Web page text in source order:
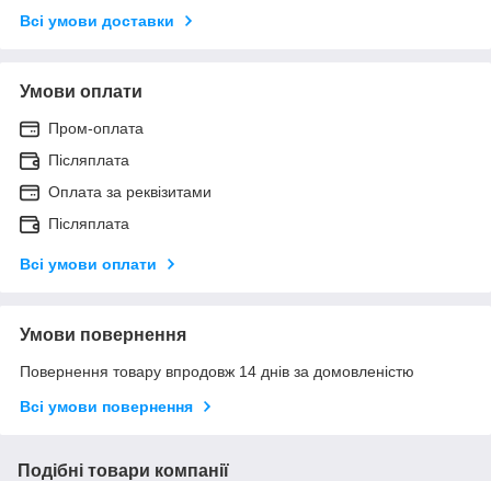
Всі умови доставки
Умови оплати
Пром-оплата
Післяплата
Оплата за реквізитами
Післяплата
Всі умови оплати
Умови повернення
Повернення товару впродовж 14 днів за домовленістю
Всі умови повернення
Подібні товари компанії